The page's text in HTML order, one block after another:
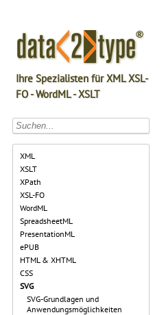
Ihre Spezialisten für XML XSL-
FO - WordML - XSLT
XML
XSLT
XPath
XSL-FO
WordML
SpreadsheetML
PresentationML
ePUB
HTML & XHTML
CSS
SVG
SVG-Grundlagen und
Anwendungsmöglichkeiten